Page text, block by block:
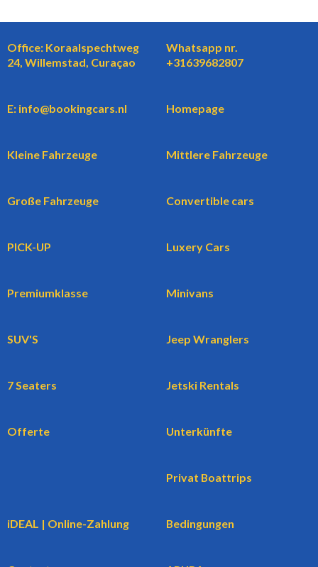
Office: Koraalspechtweg
24, Willemstad, Curaçao
Whatsapp nr.
+31639682807
E: info@bookingcars.nl Homepage
Kleine Fahrzeuge Mittlere Fahrzeuge
Große Fahrzeuge Convertible cars
PICK-UP Luxery Cars
Premiumklasse Minivans
SUV'S Jeep Wranglers
7 Seaters Jetski Rentals
Offerte Unterkünfte
Privat Boattrips
iDEAL | Online-Zahlung Bedingungen